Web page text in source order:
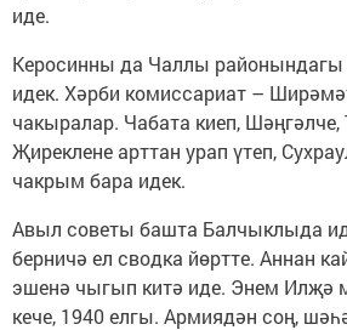
иде.
Керосинны да Чаллы
идек. Хәрби комиссариат –
чакыралар. Чабата киеп,
Җиреклене арттан урап үтеп,
чакрым бара идек.
Авыл советы башта Балчыклыда
берничә ел сводка йөртте. Аннан
эшенә чыгып китә иде. Энем Илҗә
кече, 1940 елгы. Армиядән соң,